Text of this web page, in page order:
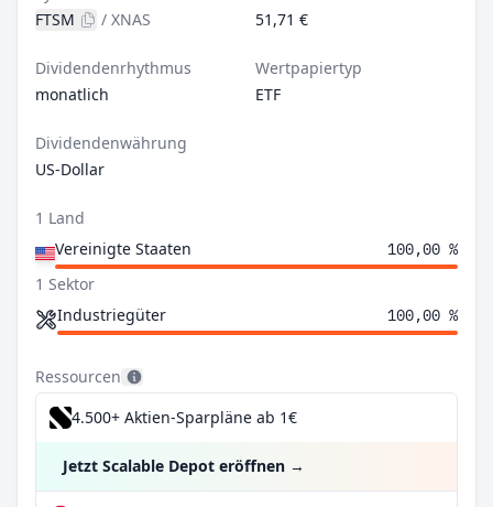
FTSM
/ XNAS
51,71 €
Dividendenrhythmus
monatlich
Wertpapiertyp
ETF
Dividendenwährung
US-Dollar
1 Land
Vereinigte Staaten
100,00 %
1 Sektor
Industriegüter
100,00 %
Ressourcen
4.500+ Aktien-Sparpläne ab 1€
Jetzt Scalable Depot eröffnen →